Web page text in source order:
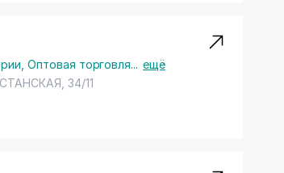
,Оптовая торговля... ещё
, 34/11